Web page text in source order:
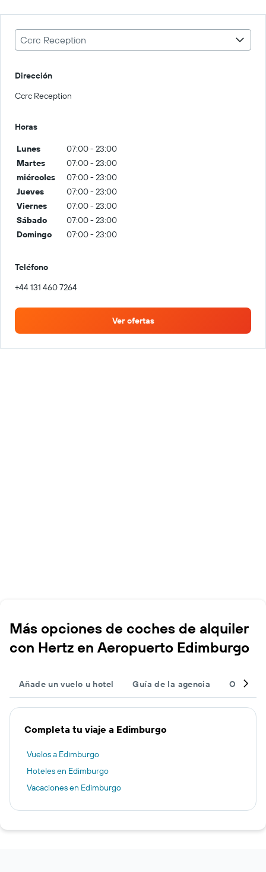
Ccrc Reception
Dirección
Ccrc Reception
Horas
Lunes
07:00 - 23:00
Martes
07:00 - 23:00
miércoles
07:00 - 23:00
Jueves
07:00 - 23:00
Viernes
07:00 - 23:00
Sábado
07:00 - 23:00
Domingo
07:00 - 23:00
Teléfono
+44 131 460 7264
Ver ofertas
Más opciones de coches de alquiler
con Hertz en Aeropuerto Edimburgo
Añade un vuelo u hotel Guía de la agencia Otras
Completa tu viaje a Edimburgo
Vuelos a Edimburgo
Hoteles en Edimburgo
Vacaciones en Edimburgo